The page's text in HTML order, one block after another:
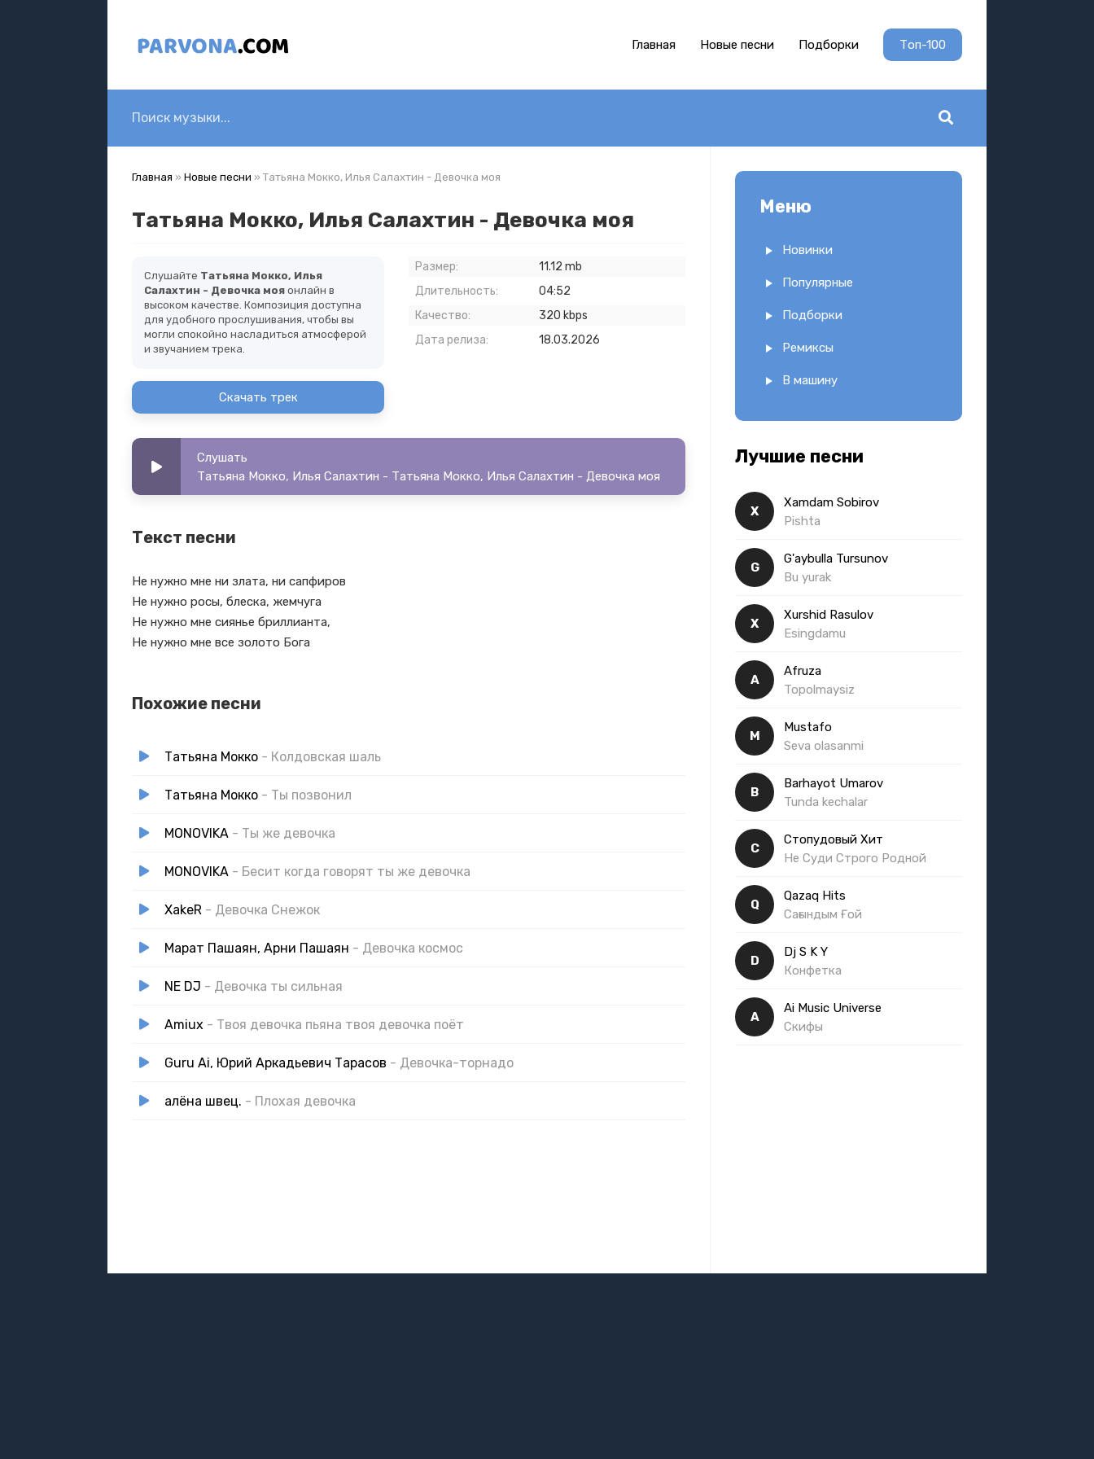
Главная Новые песни Подборки Топ-100
Главная » Новые песни » Татьяна Мокко, Илья Салахтин - Девочка моя
Татьяна Мокко, Илья Салахтин - Девочка моя
Слушайте Татьяна Мокко, Илья
Салахтин - Девочка моя онлайн в
высоком качестве. Композиция доступна
для удобного прослушивания, чтобы вы
могли спокойно насладиться атмосферой
и звучанием трека.
Скачать трек
Размер:
11.12 mb
Длительность:
04:52
Качество:
320 kbps
Дата релиза:
18.03.2026
Слушать
Татьяна Мокко, Илья Салахтин - Татьяна Мокко, Илья Салахтин - Девочка моя
Текст песни
Не нужно мне ни злата, ни сапфиров
Не нужно росы, блеска, жемчуга
Не нужно мне сиянье бриллианта,
Не нужно мне все золото Бога
Похожие песни
Татьяна Мокко - Колдовская шаль
Татьяна Мокко - Ты позвонил
MONOVIKA - Ты же девочка
MONOVIKA - Бесит когда говорят ты же девочка
XakeR - Девочка Снежок
Марат Пашаян, Арни Пашаян - Девочка космос
NE DJ - Девочка ты сильная
Amiux - Твоя девочка пьяна твоя девочка поёт
Guru Ai, Юрий Аркадьевич Тарасов - Девочка-торнадо
алёна швец. - Плохая девочка
Меню
Новинки
Популярные
Подборки
Ремиксы
В машину
Лучшие песни
X
Xamdam Sobirov
Pishta
G
G'aybulla Tursunov
Bu yurak
X
Xurshid Rasulov
Esingdamu
A
Afruza
Topolmaysiz
M
Mustafo
Seva olasanmi
B
Barhayot Umarov
Tunda kechalar
С
Стопудовый Хит
Не Суди Строго Родной
Q
Qazaq Hits
Сағындым Ғой
D
Dj S K Y
Конфетка
A
Ai Music Universe
Скифы